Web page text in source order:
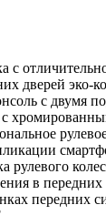
с
дверей эко-
с двумя
с
рулевого
в передних
передних